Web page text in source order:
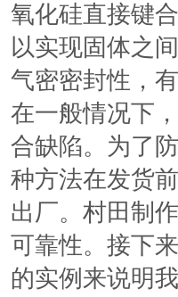
氧化硅直接键
以实现固体之
气密密封性，
在一般情况下
合缺陷。为了
种方法在发货
出厂。村田制
可靠性。接下
的实例来说明